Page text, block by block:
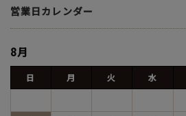
営業日カレンダー
8月
日 月 火 水